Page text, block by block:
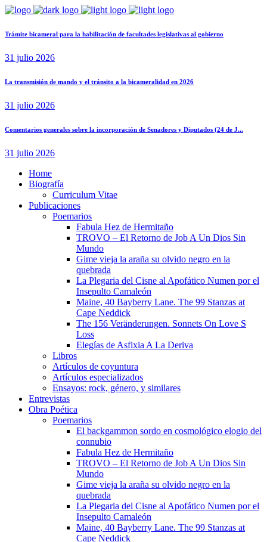
Trámite bicameral para la habilitación de facultades legislativas al gobierno
31 julio 2026
La transmisión de mando y el tránsito a la bicameralidad en 2026
31 julio 2026
Comentarios generales sobre la incorporación de Senadores y Diputados (24 de J...
31 julio 2026
Home
Biografía
Curriculum Vitae​
Publicaciones
Poemarios
Fabula Hez de Hermitaño
TROVO – El Retorno de Job A Un Dios Sin
Mundo
Gime vieja la araña su olvido negro en la
quebrada
La Plegaria del Cisne al Apofático Numen por el
Insepulto Camaleón
Maine, 40 Bayberry Lane. The 99 Stanzas at
Cape Neddick
The 156 Veränderungen. Sonnets On Love S
Loss
Elegías de Asfixia A La Deriva
Libros
Artículos de coyuntura
Artículos especializados
Ensayos: rock, género, y similares
Entrevistas
Obra Poética
Poemarios
El backgammon sordo en cosmológico elogio del
connubio
Fabula Hez de Hermitaño
TROVO – El Retorno de Job A Un Dios Sin
Mundo
Gime vieja la araña su olvido negro en la
quebrada
La Plegaria del Cisne al Apofático Numen por el
Insepulto Camaleón
Maine, 40 Bayberry Lane. The 99 Stanzas at
Cape Neddick